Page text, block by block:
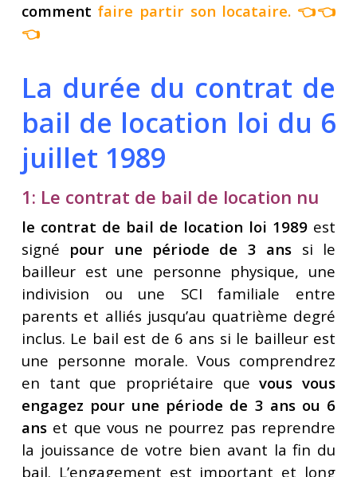
comment faire partir son locataire. 👈👈
👈
La durée du contrat de
bail de location loi du 6
juillet 1989
1: Le contrat de bail de location nu
le contrat de bail de location loi 1989 est
signé pour une période de 3 ans si le
bailleur est une personne physique, une
indivision ou une SCI familiale entre
parents et alliés jusqu’au quatrième degré
inclus. Le bail est de 6 ans si le bailleur est
une personne morale. Vous comprendrez
en tant que propriétaire quevous vous
engagez pour une période de 3 ans ou 6
anset que vous ne pourrez pas reprendre
la jouissance de votre bien avant la fin du
bail. L’engagement est important et long